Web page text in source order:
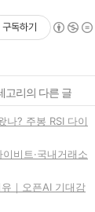
구독하기
고리의 다른 글
나? 주봉 RSI 다이
비트·국내거래소
｜오픈AI 기대감